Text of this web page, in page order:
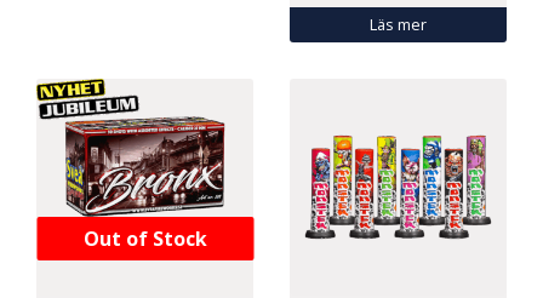
Läs mer
Out of Stock